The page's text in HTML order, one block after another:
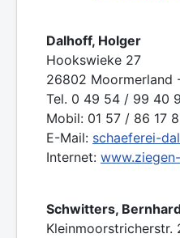
Dalhoff, Holger
Hookswieke 27
26802 Moormerland
Tel. 0 49 54 / 99 40
Mobil: 01 57 / 86 17
E-Mail: schaeferei-
Internet:
Schwitters,
Kleinmoorstricherstr.